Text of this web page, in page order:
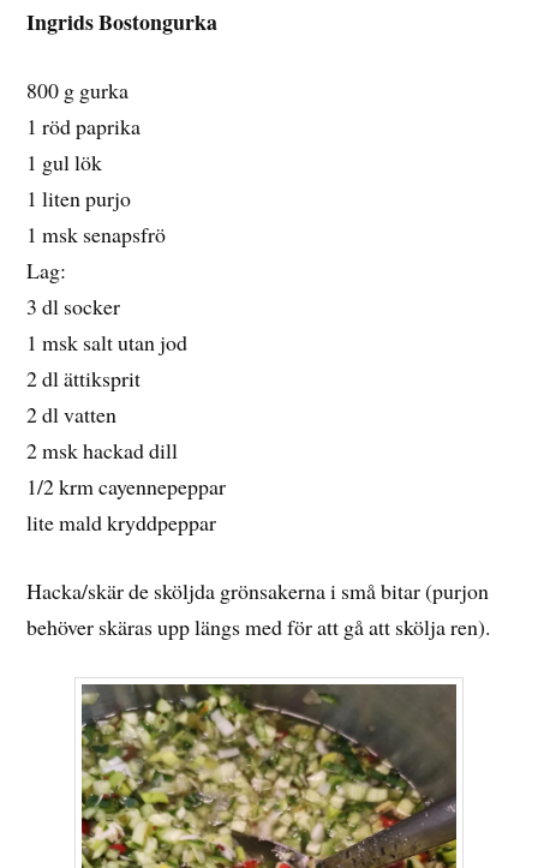
Ingrids Bostongurka
800 g gurka
1 röd paprika
1 gul lök
1 liten purjo
1 msk senapsfrö
Lag:
3 dl socker
1 msk salt utan jod
2 dl ättiksprit
2 dl vatten
2 msk hackad dill
1/2 krm cayennepeppar
lite mald kryddpeppar
Hacka/skär de sköljda grönsakerna i små bitar (purjon
behöver skäras upp längs med för att gå att skölja ren).